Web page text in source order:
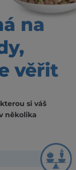
na
věřit
si váš
několika